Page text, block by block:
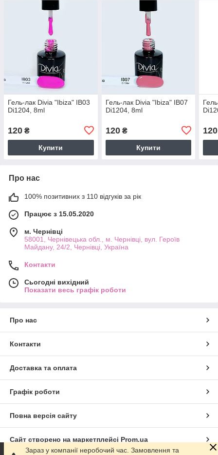
Гель-лак Divia "Ibiza" IB03
Di1204, 8ml
120 ₴
Купити
Гель-лак Divia "Ibiza" IB07
Di1204, 8ml
120₴
Купити
120
Про нас
100% позитивних з 110 відгуків за рік
Працює з 15.05.2020
м. Чернівці
58001, Чернівецька обл., м. Чернівці, вул. Героїв
Майдану, 24/2, Чернівці, Україна
Контакти
Сьогодні вихідний
Показати весь графік роботи
Про нас
Контакти
Доставка та оплата
Графік роботи
Повна версія сайту
Сайт створено на маркетплейсі Prom.ua
Зараз у компанії неробочий час. Замовлення та